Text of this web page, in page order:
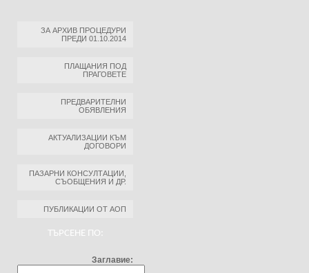
ЗА АРХИВ ПРОЦЕДУРИ
ПРЕДИ 01.10.2014
ПЛАЩАНИЯ ПОД
ПРАГОВЕТЕ
ПРЕДВАРИТЕЛНИ
ОБЯВЛЕНИЯ
АКТУАЛИЗАЦИИ КЪМ
ДОГОВОРИ
ПАЗАРНИ КОНСУЛТАЦИИ,
СЪОБЩЕНИЯ И ДР.
ПУБЛИКАЦИИ ОТ АОП
ТЪРСЕНЕ ПО:
Заглавие: